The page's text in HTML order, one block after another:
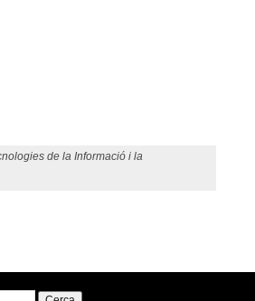
de la Informació i la